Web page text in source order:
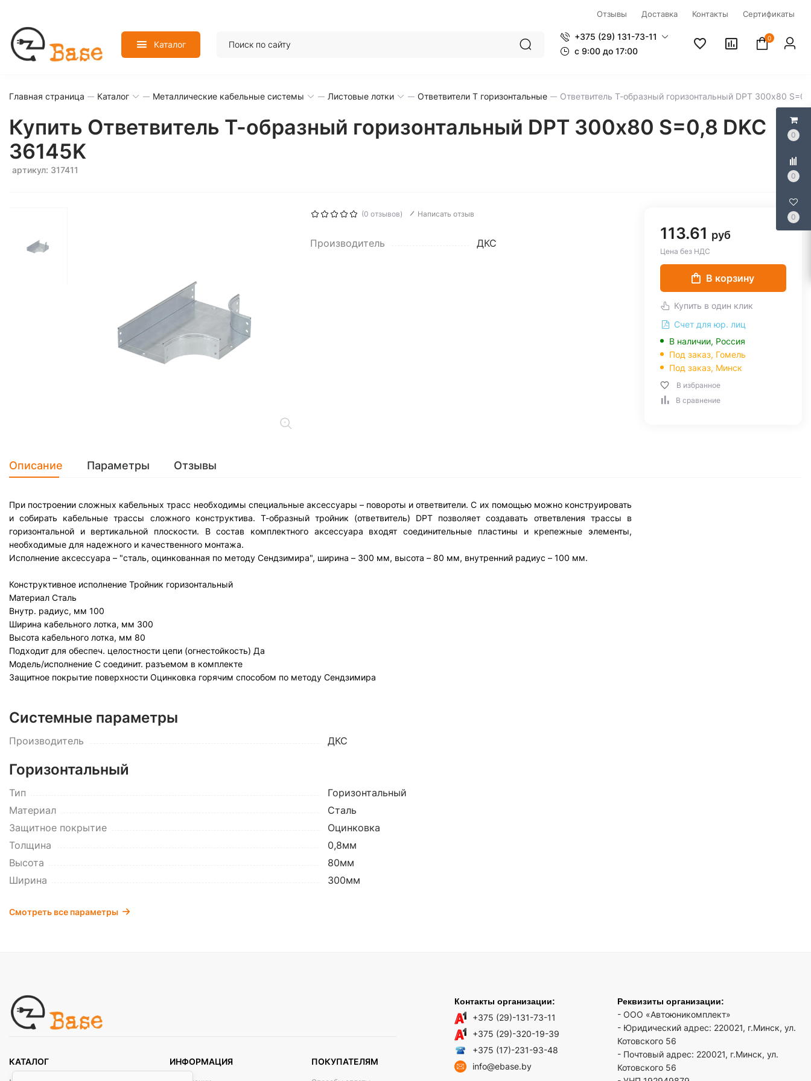
0
0
0
Отзывы Доставка Контакты Сертификаты
Каталог
+375 (29) 131-73-11
c 9:00 до 17:00
0
Главная страница Каталог Металлические кабельные системы Листовые лотки Ответвители Т горизонтальные Ответвитель Т-образный горизонтальный DPT 300х80
Купить Ответвитель Т-образный горизонтальный DPT 300х80 S=0,8 DKC
36145K
артикул: 317411
(0 отзывов) Написать отзыв
Производитель ДКС
113.61 руб
Цена без НДС
В корзину
Купить в один клик
Счет для юр. лиц
В наличии, Россия
Под заказ, Гомель
Под заказ, Минск
В избранное
В сравнение
Описание Параметры Отзывы
При построении сложных кабельных трасс необходимы специальные аксессуары – повороты и ответвители. С их помощью можно конструировать
и собирать кабельные трассы сложного конструктива. Т-образный тройник (ответвитель) DPT позволяет создавать ответвления трассы в
горизонтальной и вертикальной плоскости. В состав комплектного аксессуара входят соединительные пластины и крепежные элементы,
необходимые для надежного и качественного монтажа.
Исполнение аксессуара – "сталь, оцинкованная по методу Сендзимира", ширина – 300 мм, высота – 80 мм, внутренний радиус – 100 мм.
Конструктивное исполнение Тройник горизонтальный
Материал Сталь
Внутр. радиус, мм 100
Ширина кабельного лотка, мм 300
Высота кабельного лотка, мм 80
Подходит для обеспеч. целостности цепи (огнестойкость) Да
Модель/исполнение С соединит. разъемом в комплекте
Защитное покрытие поверхности Оцинковка горячим способом по методу Сендзимира
Системные параметры
Производитель ДКС
Горизонтальный
Тип
Горизонтальный
Материал
Сталь
Защитное покрытие
Оцинковка
Толщина
0,8мм
Высота
80мм
Ширина
300мм
Смотреть все параметры
КАТАЛОГ ИНФОРМАЦИЯ ПОКУПАТЕЛЯМ
Контакты организации:
+375 (29)-131-73-11
+375 (29)-320-19-39
+375 (17)-231-93-48
info@ebase.by
Реквизиты организации:
- ООО «Автоюникомплект»
- Юридический адрес: 220021, г.Минск, ул.
Котовского 56
- Почтовый адрес: 220021, г.Минск, ул.
Котовского 56